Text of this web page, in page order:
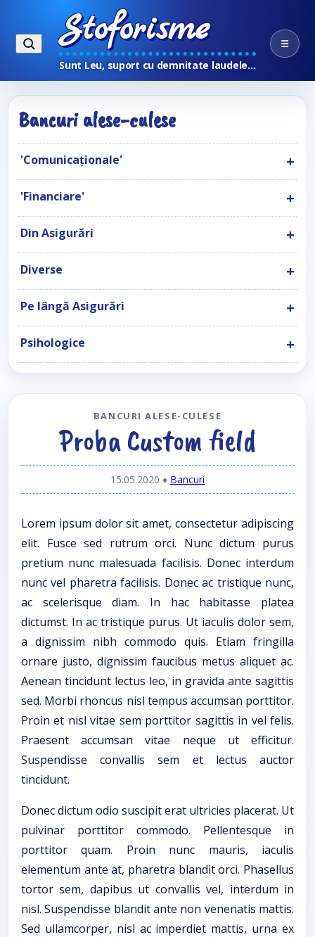
Stoforisme
Sunt Leu, suport cu demnitate laudele…
☰
BANCURI ALESE-CULESE
Proba Custom field
15.05.2020 ♦ Bancuri
Lorem ipsum dolor sit amet, consectetur adipiscing
elit. Fusce sed rutrum orci. Nunc dictum purus
pretium nunc malesuada facilisis. Donec interdum
nunc vel pharetra facilisis. Donec ac tristique nunc,
ac scelerisque diam. In hac habitasse platea
dictumst. In ac tristique purus. Ut iaculis dolor sem,
a dignissim nibh commodo quis. Etiam fringilla
ornare justo, dignissim faucibus metus aliquet ac.
Aenean tincidunt lectus leo, in gravida ante sagittis
sed. Morbi rhoncus nisl tempus accumsan porttitor.
Proin et nisl vitae sem porttitor sagittis in vel felis.
Praesent accumsan vitae neque ut efficitur.
Suspendisse convallis sem et lectus auctor
tincidunt.
Donec dictum odio suscipit erat ultricies placerat. Ut
pulvinar porttitor commodo. Pellentesque in
porttitor quam. Proin nunc mauris, iaculis
elementum ante at, pharetra blandit orci. Phasellus
tortor sem, dapibus ut convallis vel, interdum in
nisl. Suspendisse blandit ante non venenatis mattis.
Sed ullamcorper, nisl ac imperdiet mattis, urna ex
Bancuri alese-culese
'Comunicaţionale'
'Financiare'
Din Asigurări
Diverse
Pe lângă Asigurări
Psihologice